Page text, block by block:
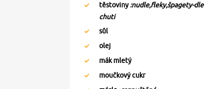
těstoviny:nudle,fleky,špagety-dle
chuti
sůl
olej
mák mletý
moučkový cukr